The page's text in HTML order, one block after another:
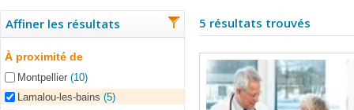
Affiner les résultats
À proximité de
Montpellier (10)
Lamalou-les-bains (5)
5 résultats trouvés